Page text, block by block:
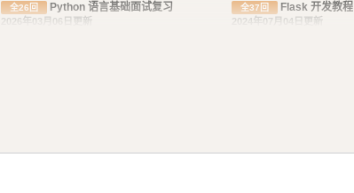
全26回 Python 语言基础面试复习
2026年03月06日更新
全37回 Flask 开发教程
2024年07月04日更新